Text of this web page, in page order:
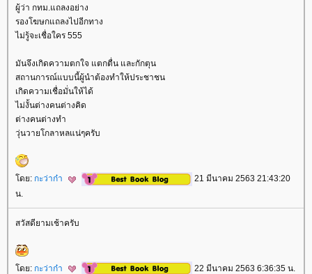
ผู้ว่า กทม.แถลงอย่าง
รองโฆษกแถลงไปอีกทาง
ไม่รู้จะเชื่อใคร 555
มันจึงเกิดความตกใจ แตกตื่น และกักตุน
สถานการณ์แบบนี้ผู้นำต้องทำให้ประชาชน
เกิดความเชื่อมั่นให้ได้
ไม่งั้นต่างคนต่างคิด
ต่างคนต่างทำ
วุ่นวายโกลาหลแน่ๆครับ
ดย: กะว่าก๋า
21 มีนาคม 2563 21:43:20
น.
สวัสดียามเช้าครับ
ดย: กะว่าก๋า 22 มีนาคม 2563 6:36:35 น.